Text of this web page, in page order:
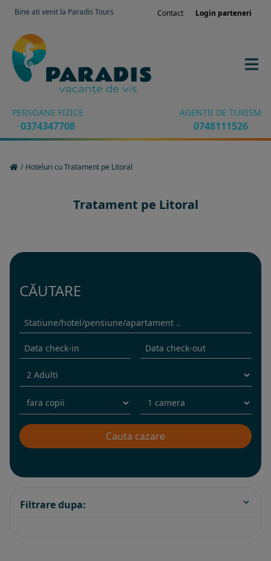
Bine ati venit la Paradis Tours Contact Login parteneri
PERSOANE FIZICE
0374347708
AGENTII DE TURISM
0748111526
/ Hoteluri cu Tratament pe Litoral
Tratament pe Litoral
CĂUTARE
Filtrare dupa: